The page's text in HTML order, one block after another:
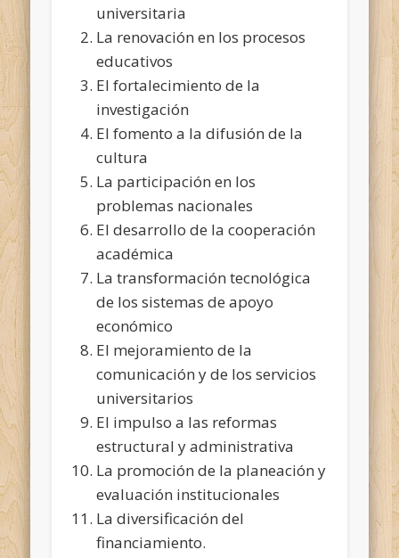
universitaria
La renovación en los procesos
educativos
El fortalecimiento de la
investigación
El fomento a la difusión de la
cultura
La participación en los
problemas nacionales
El desarrollo de la cooperación
académica
La transformación tecnológica
de los sistemas de apoyo
económico
El mejoramiento de la
comunicación y de los servicios
universitarios
El impulso a las reformas
estructural y administrativa
La promoción de la planeación y
evaluación institucionales
La diversificación del
financiamiento.